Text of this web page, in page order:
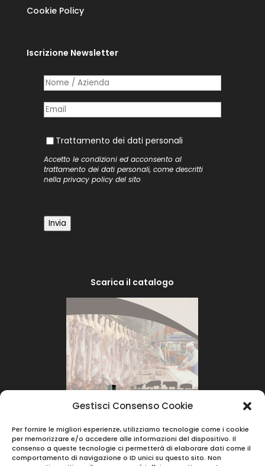
Gestisci Consenso Cookie
Per fornire le migliori esperienze, utilizziamo tecnologie come i cookie
per memorizzare e/o accedere alle informazioni del dispositivo. Il
consenso a queste tecnologie ci permetterà di elaborare dati come il
comportamento di navigazione o ID unici su questo sito. Non
Cookie Policy
Iscrizione Newsletter
Nome /​ Azienda
Posta elettronica
Trattamento dei dati personali
Trattamento dei dati personali
Accetto le condizioni ed acconsento al
trattamento dei dati personali, come descritti
nella privacy policydel sito
Invia
Scarica il catalogo